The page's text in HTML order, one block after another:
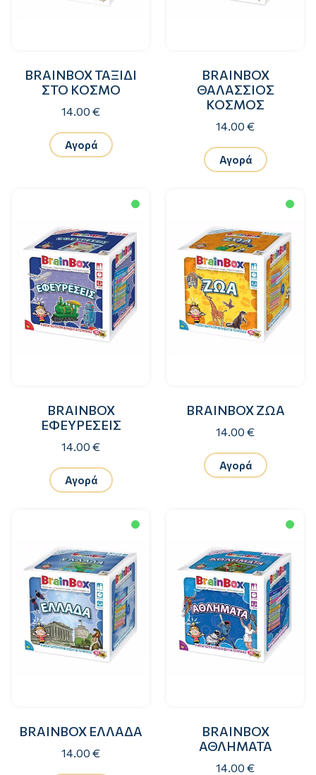
BRAINBOX ΤΑΞΙΔΙ
ΣΤΟ ΚΟΣΜΟ
14.00 €
Αγορά
BRAINBOX
ΘΑΛΑΣΣΙΟΣ
ΚΟΣΜΟΣ
14.00 €
Αγορά
BRAINBOX
ΕΦΕΥΡΕΣΕΙΣ
14.00 €
Αγορά
BRAINBOX ΖΩΑ
14.00 €
Αγορά
BRAINBOX ΕΛΛΑΔΑ
14.00 €
BRAINBOX
ΑΘΛΗΜΑΤΑ
14.00 €